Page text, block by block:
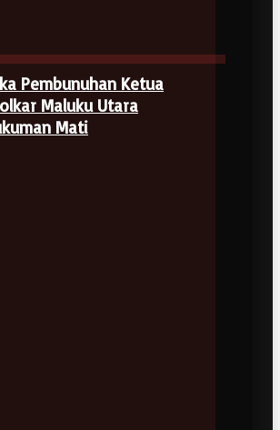
Pembunuhan Ketua
Maluku Utara
Mati